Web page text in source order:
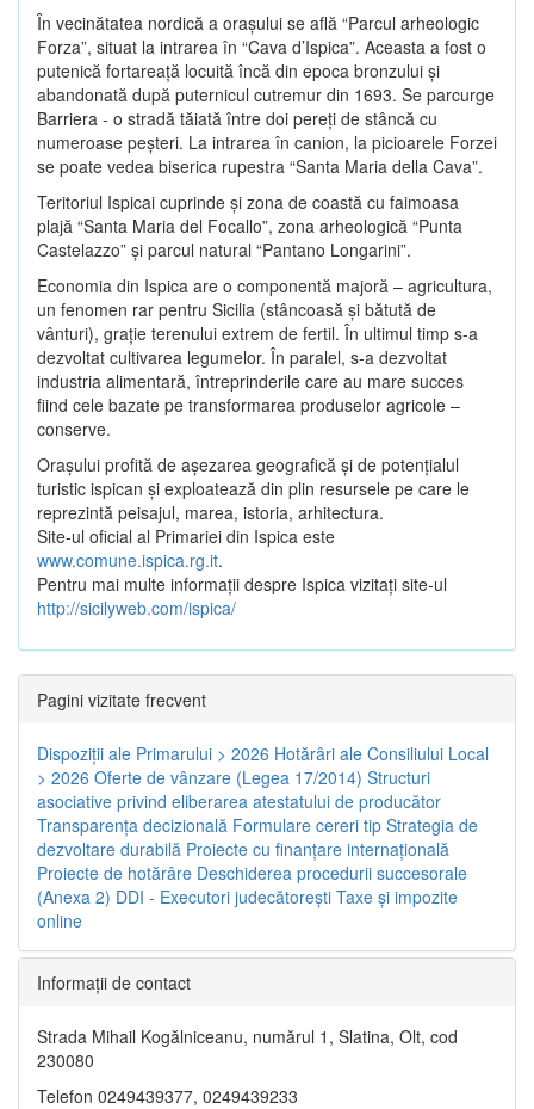
În vecinătatea nordică a oraşului se află “Parcul arheologic
Forza”, situat la intrarea în “Cava d’Ispica”. Aceasta a fost o
putenică fortareaţă locuită încă din epoca bronzului şi
abandonată după puternicul cutremur din 1693. Se parcurge
Barriera - o stradă tăiată între doi pereţi de stâncă cu
numeroase peşteri. La intrarea în canion, la picioarele Forzei
se poate vedea biserica rupestra “Santa Maria della Cava”.
Teritoriul Ispicai cuprinde şi zona de coastă cu faimoasa
plajă “Santa Maria del Focallo”, zona arheologică “Punta
Castelazzo” şi parcul natural “Pantano Longarini”.
Economia din Ispica are o componentă majoră – agricultura,
un fenomen rar pentru Sicilia (stâncoasă şi bătută de
vânturi), graţie terenului extrem de fertil. În ultimul timp s-a
dezvoltat cultivarea legumelor. În paralel, s-a dezvoltat
industria alimentară, întreprinderile care au mare succes
fiind cele bazate pe transformarea produselor agricole –
conserve.
Oraşului profită de aşezarea geografică şi de potenţialul
turistic ispican şi exploatează din plin resursele pe care le
reprezintă peisajul, marea, istoria, arhitectura.
Site-ul oficial al Primariei din Ispica este
www.comune.ispica.rg.it.
Pentru mai multe informaţii despre Ispica vizitaţi site-ul
http://sicilyweb.com/ispica/
Pagini vizitate frecvent
Dispoziţii ale Primarului > 2026 Hotărâri ale Consiliului Local
> 2026 Oferte de vânzare (Legea 17/2014) Structuri
asociative privind eliberarea atestatului de producător
Transparenţa decizională Formulare cereri tip Strategia de
dezvoltare durabilă Proiecte cu finanţare internaţională
Proiecte de hotărâre Deschiderea procedurii succesorale
(Anexa 2) DDI - Executori judecătorești Taxe şi impozite
online
Informaţii de contact
Strada Mihail Kogălniceanu, numărul 1, Slatina, Olt, cod
230080
Telefon 0249439377, 0249439233